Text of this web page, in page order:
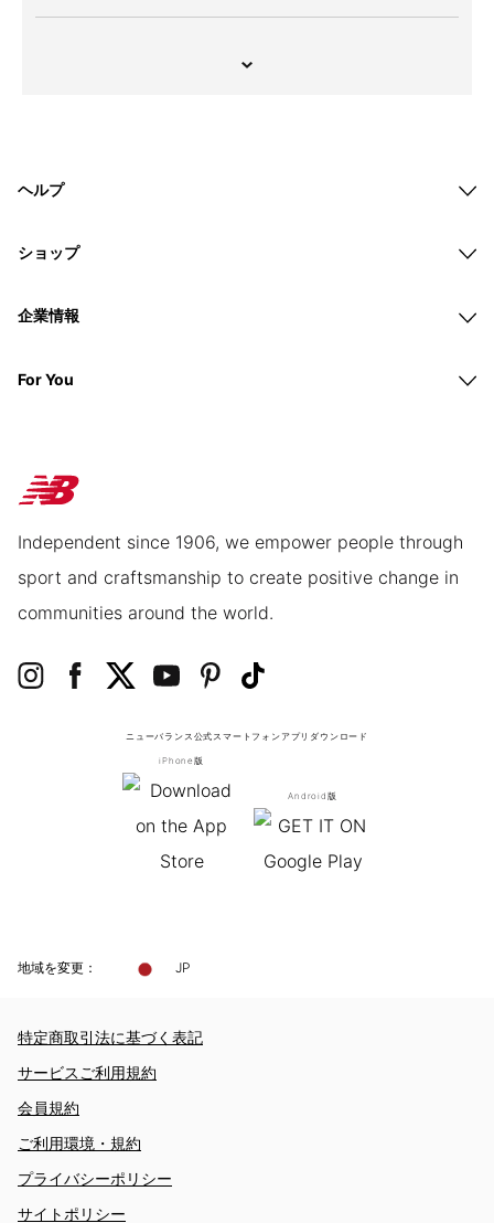
ヘルプ
ショップ
企業情報
For You
Independent since 1906, we empower people through
sport and craftsmanship to create positive change in
communities around the world.
ニューバランス公式スマートフォンアプリ ダウンロード
iPhone版
Android版
地域を変更： JP
特定商取引法に基づく表記
サービスご利用規約
会員規約
ご利用環境・規約
プライバシーポリシー
サイトポリシー